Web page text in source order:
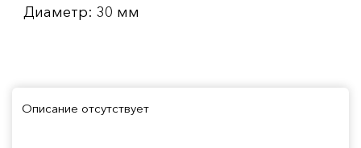
Диаметр: 30 мм
Описание отсутствует